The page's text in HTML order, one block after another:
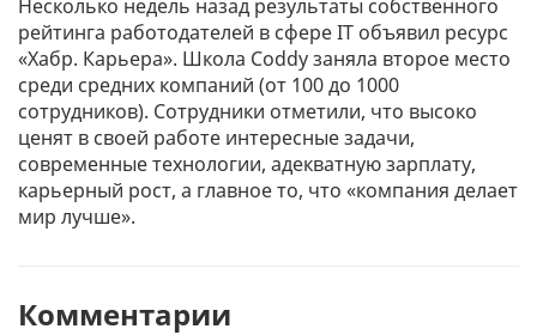
Несколько недель назад результаты собственного
рейтинга работодателей в сфере IT объявил ресурс
«Хабр. Карьера». Школа Coddy заняла второе место
среди средних компаний (от 100 до 1000
сотрудников). Сотрудники отметили, что высоко
ценят в своей работе интересные задачи,
современные технологии, адекватную зарплату,
карьерный рост, а главное то, что «компания делает
мир лучше».
Комментарии